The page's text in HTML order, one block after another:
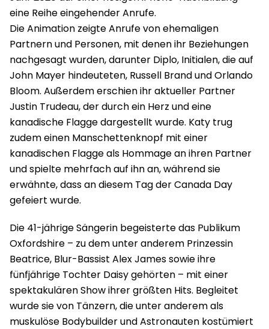
eine Reihe eingehender Anrufe.
Die Animation zeigte Anrufe von ehemaligen
Partnern und Personen, mit denen ihr Beziehungen
nachgesagt wurden, darunter Diplo, Initialen, die auf
John Mayer hindeuteten, Russell Brand und Orlando
Bloom. Außerdem erschien ihr aktueller Partner
Justin Trudeau, der durch ein Herz und eine
kanadische Flagge dargestellt wurde. Katy trug
zudem einen Manschettenknopf mit einer
kanadischen Flagge als Hommage an ihren Partner
und spielte mehrfach auf ihn an, während sie
erwähnte, dass an diesem Tag der Canada Day
gefeiert wurde.
Die 41-jährige Sängerin begeisterte das Publikum
Oxfordshire – zu dem unter anderem Prinzessin
Beatrice, Blur-Bassist Alex James sowie ihre
fünfjährige Tochter Daisy gehörten – mit einer
spektakulären Show ihrer größten Hits. Begleitet
wurde sie von Tänzern, die unter anderem als
muskulöse Bodybuilder und Astronauten kostümiert